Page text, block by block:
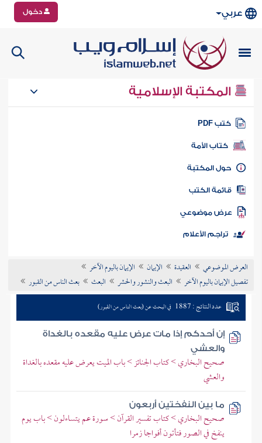
عربي دخول
المكتبة الإسلامية
كتب PDF
كتاب الأمة
المكتبة
الكتب
موضوعي
تراجم الأعلام
العرض الموضوعي العقيدة الإيمان
الإيمان باليوم الآخر
تفصيل الإيمان باليوم الآخر
البعث والنشور والحشر البعث بعث الناس من القبور
عدد النتائج : 1887 في البحث عن (بعث الناس من القبور)
إن أحدكم إذا مات عرض عليه مقعده بالغداة
والعشي
صحيح البخاري > كتاب الجنائز > باب الميت يعرض عليه مقعده بالغداة
والعشي
ما بين النفختين أربعون
صحيح البخاري > كتاب تفسير القرآن > سورة عم يتساءلون > باب يوم
ينفخ في الصور فتأتون أفواجا زمرا